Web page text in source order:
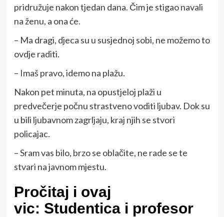
pridružuje nakon tjedan dana. Čim je stigao navali
na ženu, a ona će.
– Ma dragi, djeca su u susjednoj sobi, ne možemo to
ovdje raditi.
– Imaš pravo, idemo na plažu.
Nakon pet minuta, na opustjeloj plaži u
predvečerje počnu strastveno voditi ljubav. Dok su
u bili ljubavnom zagrljaju, kraj njih se stvori
policajac.
– Sram vas bilo, brzo se oblačite, ne rade se te
stvari na javnom mjestu.
Pročitaj i ovaj
vic: Studentica i profesor